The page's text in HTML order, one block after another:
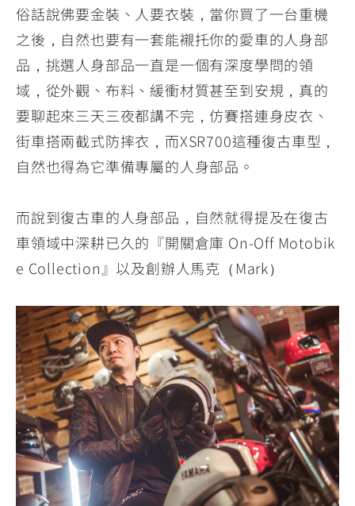
251~549 150
125
俗話說佛要金裝、人要衣裝，當你買了一台重機
之後，自然也要有一套能襯托你的愛車的人身部
品，挑選人身部品一直是一個有深度學問的領
域，從外觀、布料、緩衝材質甚至到安規，真的
要聊起來三天三夜都講不完，仿賽搭連身皮衣、
街車搭兩截式防摔衣，而XSR700這種復古車型，
自然也得為它準備專屬的人身部品。
而說到復古車的人身部品，自然就得提及在復古
車領域中深耕已久的『開關倉庫 On-Off Motobik
e Collection』以及創辦人馬克（Mark）